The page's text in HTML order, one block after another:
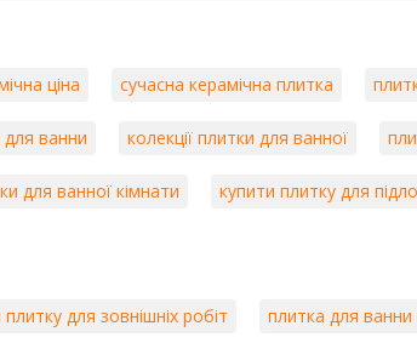
ціна сучасна керамічна плитка
ванни колекції плитки для ванної
для ванної кімнати купити плитку для
для зовнішніх робіт плитка для ванни